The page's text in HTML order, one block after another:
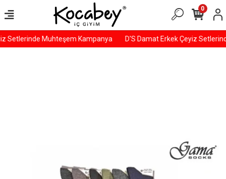
Setlerinde Muhteşem Kampanya D'S Damat Erkek Çeyiz
0